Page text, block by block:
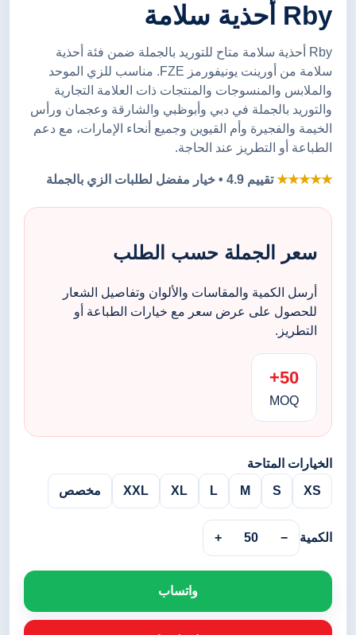
Rby أحذية سلامة
Rby أحذية سلامة متاح للتوريد بالجملة ضمن فئة أحذية
سلامة من أورينت يونيفورمز FZE. مناسب للزي الموحد
والملابس والمنسوجات والمنتجات ذات العلامة التجارية
والتوريد بالجملة في دبي وأبوظبي والشارقة وعجمان ورأس
الخيمة والفجيرة وأم القيوين وجميع أنحاء الإمارات، مع دعم
الطباعة أو التطريز عند الحاجة.
★★★★★تقييم 4.9 • خيار مفضل لطلبات الزي بالجملة
سعر الجملة حسب الطلب
أرسل الكمية والمقاسات والألوان وتفاصيل الشعار
للحصول على عرض سعر مع خيارات الطباعة أو
التطريز.
50+
MOQ
الخيارات المتاحة
XS
S
M
L
XL
XXL مخصص
الكمية −
50
+
واتساب